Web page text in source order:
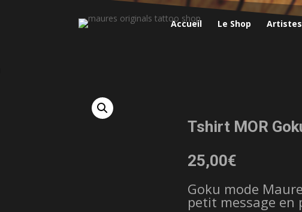
Accueil Le Shop Artistes
Tshirt MOR
25,00€
Goku mode
petit message en